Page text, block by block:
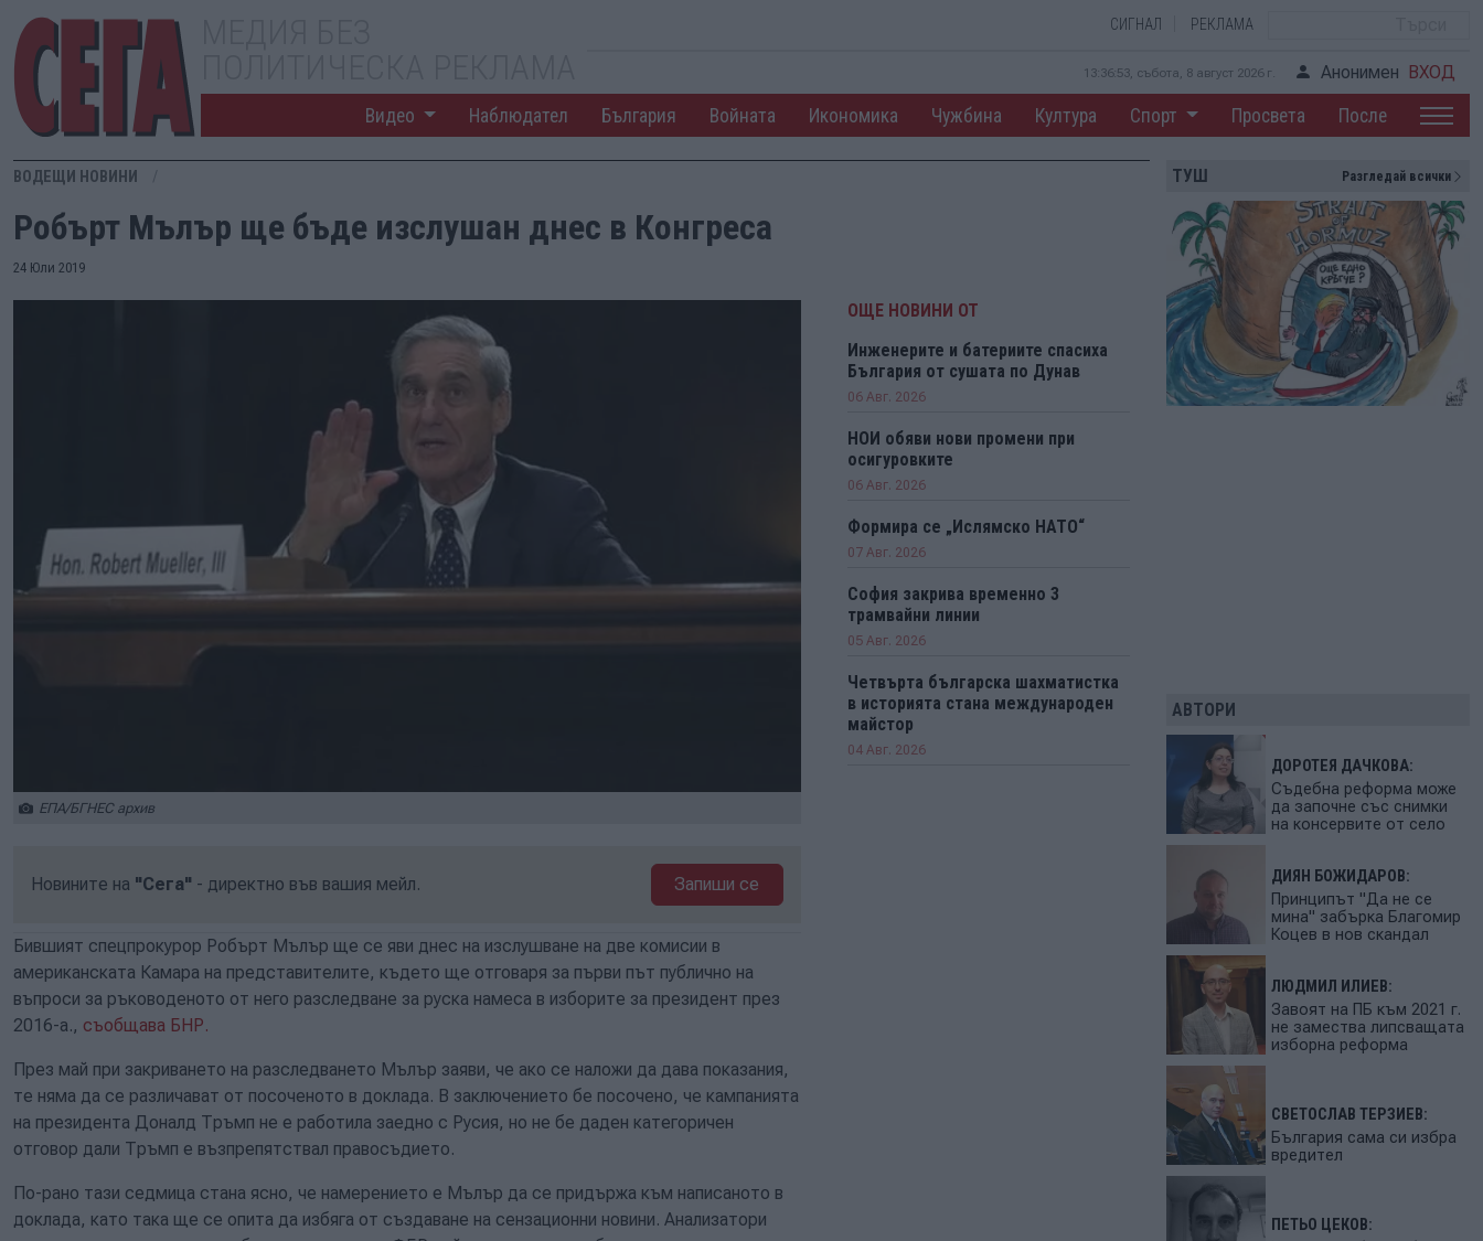
СИГНАЛ РЕКЛАМА
13:36:53, събота, 8 август 2026 г. Анонимен ВХОД
Видео Наблюдател България Войната Икономика Чужбина Култура Спорт Просвета После
ВОДЕЩИ НОВИНИ
Робърт Мълър ще бъде изслушан днес в Конгреса
24 Юли 2019
ЕПА/БГНЕС архив
Новините на "Сега" - директно във вашия мейл. Запиши се
Бившият спецпрокурор Робърт Мълър ще се яви днес на изслушване на две комисии в
американската Камара на представителите, където ще отговаря за първи път публично на
въпроси за ръководеното от него разследване за руска намеса в изборите за президент през
2016-а., съобщава БНР.
През май при закриването на разследването Мълър заяви, че ако се наложи да дава показания,
те няма да се различават от посоченото в доклада. В заключението бе посочено, че кампанията
на президента Доналд Тръмп не е работила заедно с Русия, но не бе даден категоричен
отговор дали Тръмп е възпрепятствал правосъдието.
По-рано тази седмица стана ясно, че намерението е Мълър да се придържа към написаното в
доклада, като така ще се опита да избяга от създаване на сензационни новини. Анализатори
ОЩЕ НОВИНИ ОТ
Инженерите и батериите спасиха
България от сушата по Дунав
06 Авг. 2026
НОИ обяви нови промени при
осигуровките
06 Авг. 2026
Формира се „Ислямско НАТО“
07 Авг. 2026
София закрива временно 3
трамвайни линии
05 Авг. 2026
Четвърта българска шахматистка
в историята стана международен
майстор
04 Авг. 2026
ТУШ Разгледай всички
АВТОРИ
ДОРОТЕЯ ДАЧКОВА:
Съдебна реформа може
да започне със снимки
на консервите от село
ДИЯН БОЖИДАРОВ:
Принципът "Да не се
мина" забърка Благомир
Коцев в нов скандал
ЛЮДМИЛ ИЛИЕВ:
Завоят на ПБ към 2021 г.
не замества липсващата
изборна реформа
СВЕТОСЛАВ ТЕРЗИЕВ:
България сама си избра
вредител
ПЕТЬО ЦЕКОВ: